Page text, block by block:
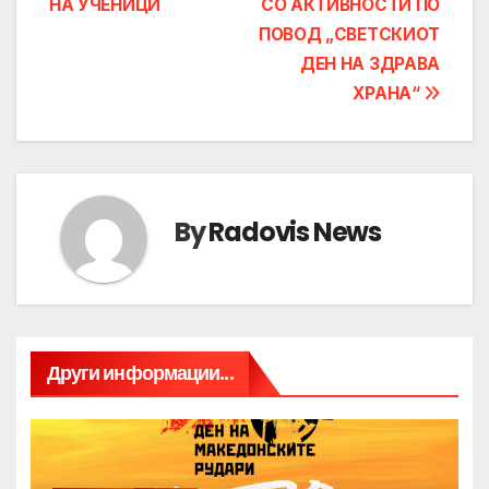
СО АКТИВНОСТИ ПО
ПОВОД „СВЕТСКИОТ
ДЕН НА ЗДРАВА
ХРАНА“
НА УЧЕНИЦИ
ByRadovis News
Други информации...